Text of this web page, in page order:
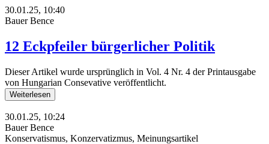
30.01.25, 10:40
Bauer Bence
12 Eckpfeiler bürgerlicher Politik
Dieser Artikel wurde ursprünglich in Vol. 4 Nr. 4 der Printausgabe
von Hungarian Consevative veröffentlicht.
Weiterlesen
30.01.25, 10:24
Bauer Bence
Konservatismus, Konzervatizmus, Meinungsartikel